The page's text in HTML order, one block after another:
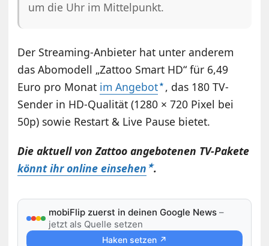
um die Uhr im Mittelpunkt.
Der Streaming-Anbieter hat unter anderem
das Abomodell „Zattoo Smart HD“ für 6,49
Euro pro Monat im Angebot , das 180 TV-
Sender in HD-Qualität (1280 × 720 Pixel bei
50p) sowie Restart & Live Pause bietet.
Die aktuell von Zattoo angebotenen TV-Pakete
könnt ihr online einsehen .
mobiFlip zuerst in deinen Google News –
jetzt als Quelle setzen
Haken setzen ↗